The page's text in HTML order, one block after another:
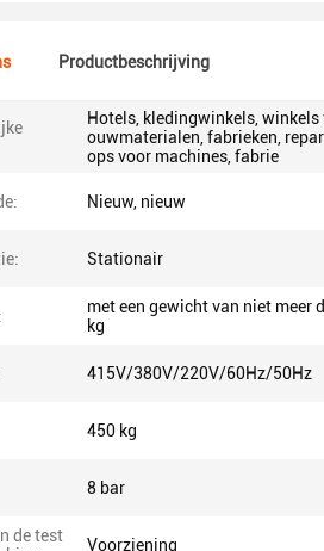
Productbeschrijving
Hotels, kledingwinkels, winkels
ouwmaterialen, fabrieken,
ops voor machines, fabrie
Nieuw, nieuw
Stationair
met een gewicht van niet meer
kg
415V/380V/220V/60Hz/50Hz
450 kg
8 bar
de test
Voorziening